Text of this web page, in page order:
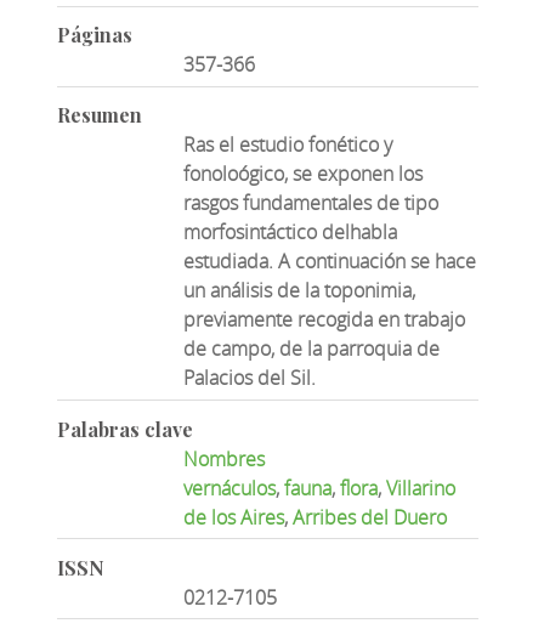
Páginas
357-366
Resumen
Ras el estudio fonético y
fonoloógico, se exponen los
rasgos fundamentales de tipo
morfosintáctico delhabla
estudiada. A continuación se hace
un análisis de la toponimia,
previamente recogida en trabajo
de campo, de la parroquia de
Palacios del Sil.
Palabras clave
Nombres
vernáculos,fauna,flora,Villarino
de los Aires,Arribes del Duero
ISSN
0212-7105